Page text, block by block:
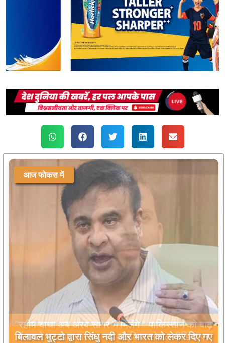
आज फोकस में
बिलावल भुट्टो द्वारा सिंधु नदी और भारत को लेकर दिए गए